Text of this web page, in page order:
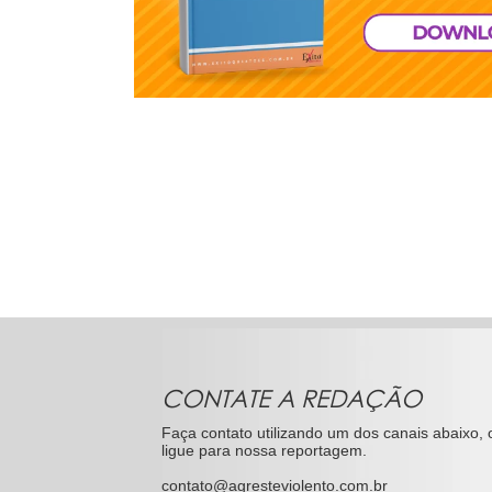
CONTATE A REDAÇÃO
Faça contato utilizando um dos canais abaixo,
ligue para nossa reportagem.
contato@agresteviolento.com.br